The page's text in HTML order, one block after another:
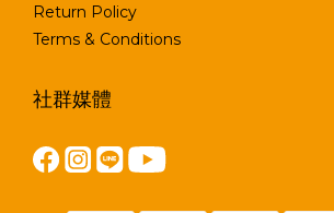
Return Policy
Terms & Conditions
社群媒體